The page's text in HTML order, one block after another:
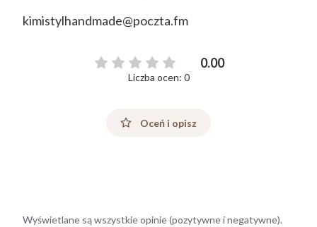
kimistylhandmade@poczta.fm
0.00
Liczba ocen: 0
Oceń i opisz
Wyświetlane są wszystkie opinie (pozytywne i negatywne).